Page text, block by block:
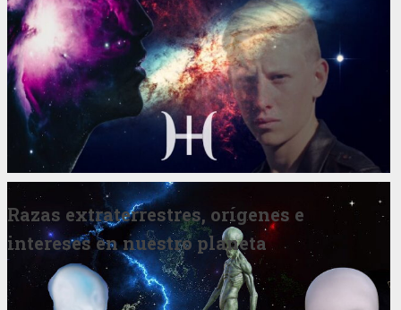
Razas extraterrestres, orígenes e
intereses en nuestro planeta